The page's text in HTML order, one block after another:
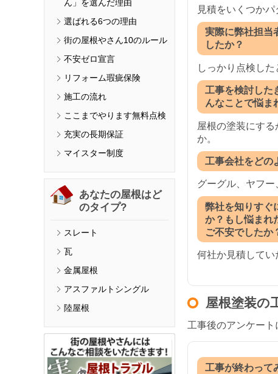
ん」を選んだ理由
選ばれる6つの理由
街の屋根やさん10のルール
不安ゼロ宣言
リフォーム瑕疵保険
施工の流れ
ここまでやります無料点検
充実の長期保証
マイスター制度
あなたの屋根はど
のタイプ?
スレート
瓦
金属屋根
アスファルトシングル
陸屋根
見積をいくつかパ
実際に弊社担当
したか？
しっかり点検した
工事を検討した
んなことで悩ま
屋根の塗装にす
か。
工事会社をどの
グーグル、ヤフー
弊社を知りすぐ
か？もし悩まれ
ご不安でしたか
何社か見積してい
屋根塗装の
工事後のアンケート
工事が終わって